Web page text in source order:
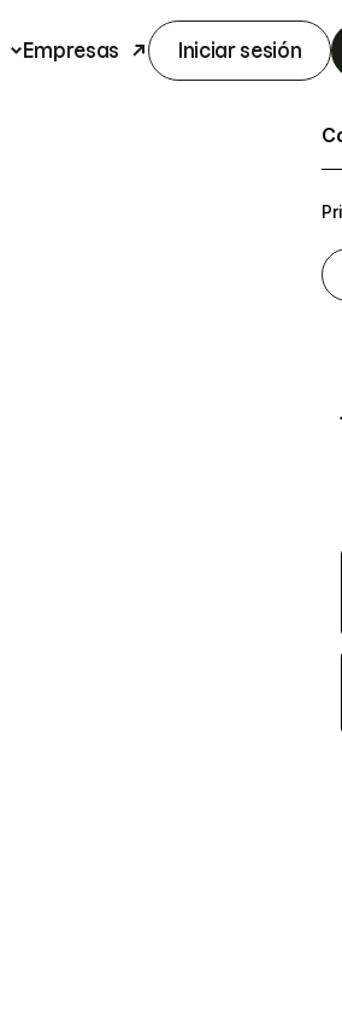
Empresas Iniciar sesión